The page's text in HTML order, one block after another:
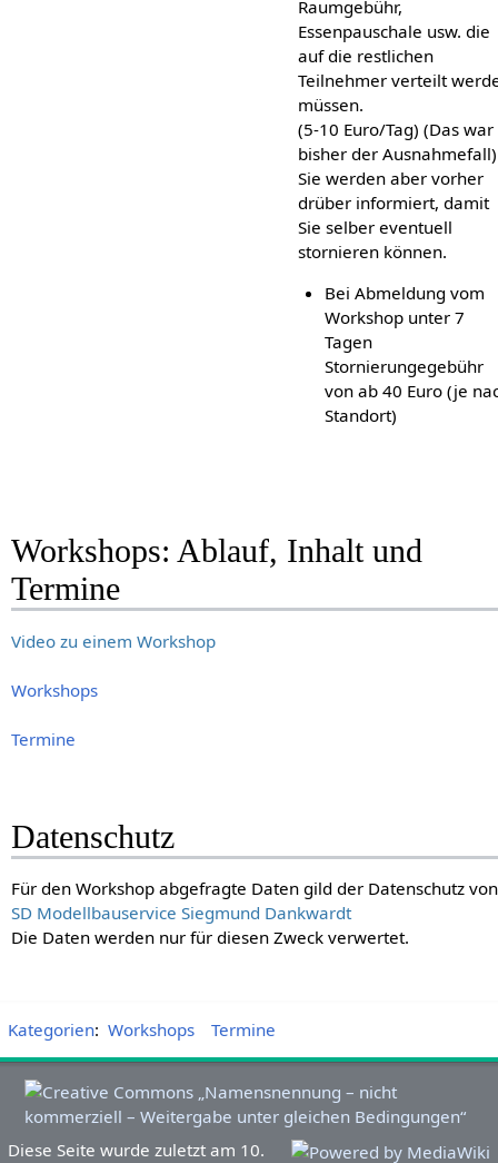
Raumgebühr,
Essenpauschale usw. die
auf die restlichen
Teilnehmer verteilt
müssen.
(5-10 Euro/Tag) (Das war
bisher der Ausnahmefall)
Sie werden aber vorher
drüber informiert, damit
Sie selber eventuell
stornieren können.
Bei Abmeldung vom
Workshop unter 7
Tagen
Stornierungegebühr
von ab 40 Euro (je
Standort)
Workshops: Ablauf, Inhalt und
Termine
Video zu einem Workshop
Workshops
Termine
Datenschutz
Für den Workshop abgefragte Daten gild der Datenschutz
SD Modellbauservice Siegmund Dankwardt
Die Daten werden nur für diesen Zweck verwertet.
Kategorien: Workshops Termine
Diese Seite wurde zuletzt am 10.